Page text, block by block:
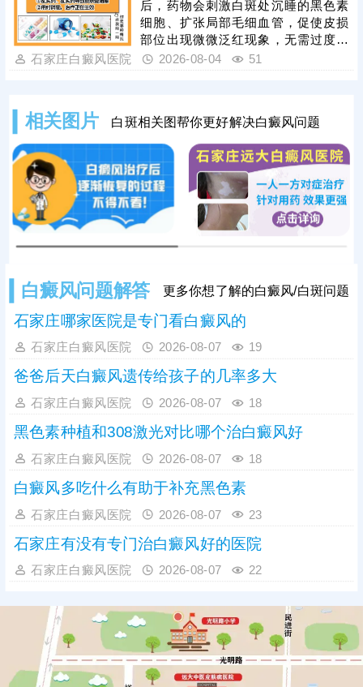
原。
后，药物会刺激白斑处沉睡的黑色素
细胞、扩张局部毛细血管，促使皮损
部位出现微微泛红现象，无需过度担
心。若用药后皮肤发红严重，伴随明
或药物不对症等因素导致。白癜风患
者切勿自行购药、增减药量，务必在
医生指导下规范对症用药。此外，早
期白癜风单一涂药治疗效果有限，临
床中结合308激光照射联合治疗，可
快速
石家庄白癜风医院 2026-08-04 51
相关图片 白斑相关图帮你更好解决白癜风问题
白癜风问题解答 更多你想了解的白癜风/白斑问题
石家庄哪家医院是专门看白癜风的
石家庄白癜风医院 2026-08-07 19
爸爸后天白癜风遗传给孩子的几率多大
石家庄白癜风医院 2026-08-07 18
黑色素种植和308激光对比哪个治白癜风好
石家庄白癜风医院 2026-08-07 18
白癜风多吃什么有助于补充黑色素
石家庄白癜风医院 2026-08-07 23
石家庄有没有专门治白癜风好的医院
石家庄白癜风医院 2026-08-07 22